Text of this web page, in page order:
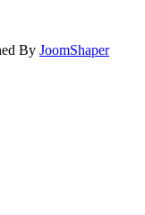
By JoomShaper